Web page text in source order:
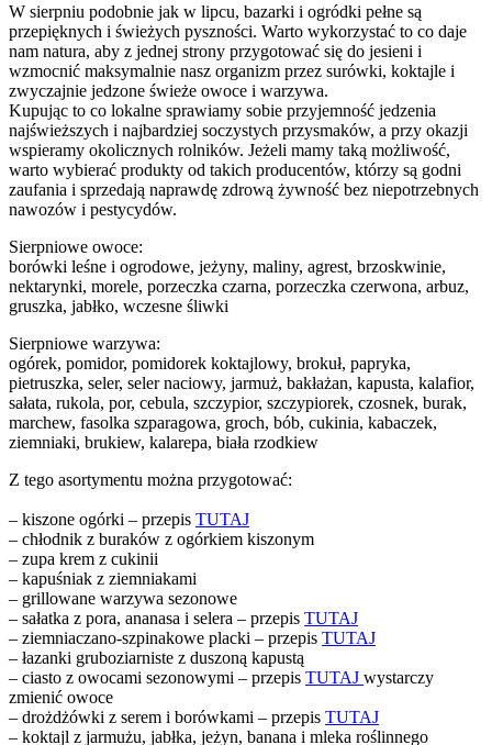
W sierpniu podobnie jak w lipcu, bazarki i ogródki pełne są
przepięknych i świeżych pyszności. Warto wykorzystać to co daje
nam natura, aby z jednej strony przygotować się do jesieni i
wzmocnić maksymalnie nasz organizm przez surówki, koktajle i
zwyczajnie jedzone świeże owoce i warzywa.
Kupując to co lokalne sprawiamy sobie przyjemność jedzenia
najświeższych i najbardziej soczystych przysmaków, a przy okazji
wspieramy okolicznych rolników. Jeżeli mamy taką możliwość,
warto wybierać produkty od takich producentów, którzy są godni
zaufania i sprzedają naprawdę zdrową żywność bez niepotrzebnych
nawozów i pestycydów.
Sierpniowe owoce:
borówki leśne i ogrodowe, jeżyny, maliny, agrest, brzoskwinie,
nektarynki, morele, porzeczka czarna, porzeczka czerwona, arbuz,
gruszka, jabłko, wczesne śliwki
Sierpniowe warzywa:
ogórek, pomidor, pomidorek koktajlowy, brokuł, papryka,
pietruszka, seler, seler naciowy, jarmuż, bakłażan, kapusta, kalafior,
sałata, rukola, por, cebula, szczypior, szczypiorek, czosnek, burak,
marchew, fasolka szparagowa, groch, bób, cukinia, kabaczek,
ziemniaki, brukiew, kalarepa, biała rzodkiew
Z tego asortymentu można przygotować:
– kiszone ogórki – przepis TUTAJ
– chłodnik z buraków z ogórkiem kiszonym
– zupa krem z cukinii
– kapuśniak z ziemniakami
– grillowane warzywa sezonowe
– sałatka z pora, ananasa i selera – przepis TUTAJ
– ziemniaczano-szpinakowe placki – przepis TUTAJ
– łazanki gruboziarniste z duszoną kapustą
– ciasto z owocami sezonowymi – przepis TUTAJ wystarczy
zmienić owoce
– drożdżówki z serem i borówkami – przepis TUTAJ
– koktajl z jarmużu, jabłka, jeżyn, banana i mleka roślinnego